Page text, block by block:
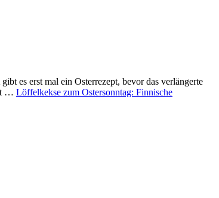
es erst mal ein Osterrezept, bevor das verlängerte
… Löffelkekse zum Ostersonntag: Finnische